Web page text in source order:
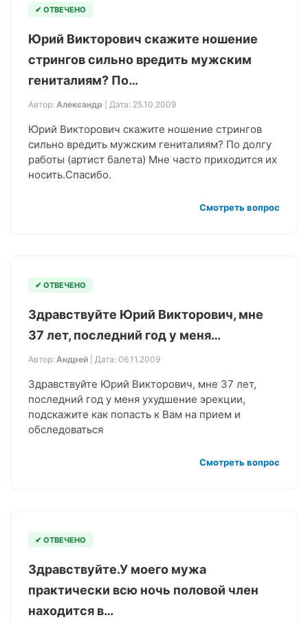
✔ ОТВЕЧЕНО
Юрий Викторович скажите ношение
стрингов сильно вредить мужским
гениталиям? По…
Автор: Александр | Дата: 25.10.2009
Юрий Викторович скажите ношение стрингов
сильно вредить мужским гениталиям? По долгу
работы (артист балета) Мне часто приходится их
носить.Спасибо.
Смотреть вопрос
✔ ОТВЕЧЕНО
Здравствуйте Юрий Викторович, мне
37 лет, последний год у меня…
Автор: Андрей | Дата: 06.11.2009
Здравствуйте Юрий Викторович, мне 37 лет,
последний год у меня ухудшение эрекции,
подскажите как попасть к Вам на прием и
обследоваться
Смотреть вопрос
✔ ОТВЕЧЕНО
Здравствуйте.У моего мужа
практически всю ночь половой член
находится в…